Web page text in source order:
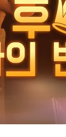
로 기억을 잃었
다. 그러나 갑작
다시 만날 때, 그
위험에서 구해줬
. 두 사람은 처음
고, 감정이 점점